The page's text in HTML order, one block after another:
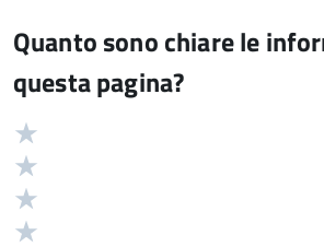
Quanto sono chiare le
questa pagina?
Valutazione